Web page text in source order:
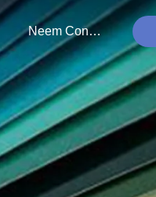
Neem Contact Met Ons Op